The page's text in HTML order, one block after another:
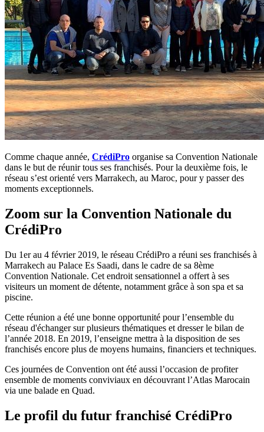
Comme chaque année, CrédiPro organise sa Convention Nationale
dans le but de réunir tous ses franchisés. Pour la deuxième fois, le
réseau s’est orienté vers Marrakech, au Maroc, pour y passer des
moments exceptionnels.
Zoom sur la Convention Nationale du
CrédiPro
Du 1er au 4 février 2019, le réseau CrédiPro a réuni ses franchisés à
Marrakech au Palace Es Saadi, dans le cadre de sa 8ème
Convention Nationale. Cet endroit sensationnel a offert à ses
visiteurs un moment de détente, notamment grâce à son spa et sa
piscine.
Cette réunion a été une bonne opportunité pour l’ensemble du
réseau d'échanger sur plusieurs thématiques et dresser le bilan de
l’année 2018. En 2019, l’enseigne mettra à la disposition de ses
franchisés encore plus de moyens humains, financiers et techniques.
Ces journées de Convention ont été aussi l’occasion de profiter
ensemble de moments conviviaux en découvrant l’Atlas Marocain
via une balade en Quad.
Le profil du futur franchisé CrédiPro